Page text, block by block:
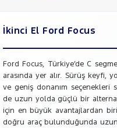
TRAKTÖR
VOLKSWAGEN
VOLVO
İkinci El Ford Focus
Ford Focus, Türkiye’de C
arasında yer alır. Sürüş keyfi,
ve geniş donanım seçenekleri
de uzun yolda güçlü bir
için en büyük avantajlardan
doğru araç bulunduğunda